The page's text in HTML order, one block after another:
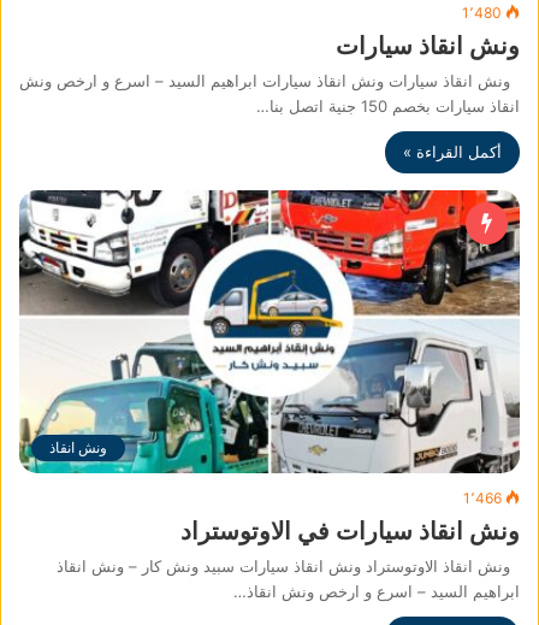
1٬480
ونش انقاذ سيارات
ونش انقاذ سيارات ونش انقاذ سيارات ابراهيم السيد – اسرع و ارخص ونش
انقاذ سيارات بخصم 150 جنية اتصل بنا…
أكمل القراءة »
ونش انقاذ
1٬466
ونش انقاذ سيارات في الاوتوستراد
ونش انقاذ الاوتوستراد ونش انقاذ سيارات سبيد ونش كار – ونش انقاذ
ابراهيم السيد – اسرع و ارخص ونش انقاذ…